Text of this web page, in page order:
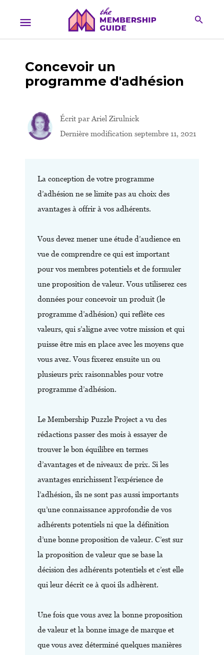
Concevoir un
programme d'adhésion
Écrit par Ariel Zirulnick
Dernière modification septembre 11, 2021
La conception de votre programme
d’adhésion ne se limite pas au choix des
avantages à offrir à vos adhérents.
Vous devez mener une étude d’audience en
vue de comprendre ce qui est important
pour vos membres potentiels et de formuler
une proposition de valeur. Vous utiliserez ces
données pour concevoir un produit (le
programme d’adhésion) qui reflète ces
valeurs, qui s’aligne avec votre mission et qui
puisse être mis en place avec les moyens que
vous avez. Vous fixerez ensuite un ou
plusieurs prix raisonnables pour votre
programme d’adhésion.
Le Membership Puzzle Project a vu des
rédactions passer des mois à essayer de
trouver le bon équilibre en termes
d’avantages et de niveaux de prix. Si les
avantages enrichissent l’expérience de
l’adhésion, ils ne sont pas aussi importants
qu’une connaissance approfondie de vos
adhérents potentiels ni que la définition
d’une bonne proposition de valeur. C’est sur
la proposition de valeur que se base la
décision des adhérents potentiels et c’est elle
qui leur décrit ce à quoi ils adhèrent.
Une fois que vous avez la bonne proposition
de valeur et la bonne image de marque et
que vous avez déterminé quelques manières